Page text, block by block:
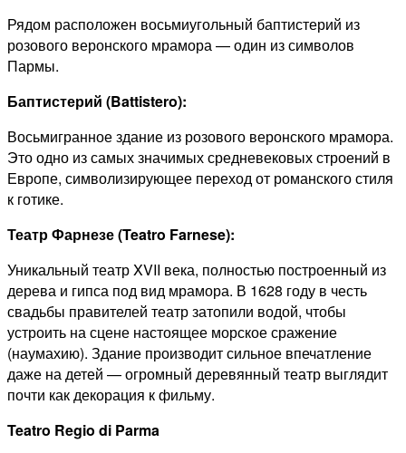
Рядом расположен восьмиугольный баптистерий из
розового веронского мрамора — один из символов
Пармы.
Баптистерий (Battistero):
Восьмигранное здание из розового веронского мрамора.
Это одно из самых значимых средневековых строений в
Европе, символизирующее переход от романского стиля
к готике.
Театр Фарнезе (Teatro Farnese):
Уникальный театр XVII века, полностью построенный из
дерева и гипса под вид мрамора. В 1628 году в честь
свадьбы правителей театр затопили водой, чтобы
устроить на сцене настоящее морское сражение
(наумахию). Здание производит сильное впечатление
даже на детей — огромный деревянный театр выглядит
почти как декорация к фильму.
Teatro Regio di Parma